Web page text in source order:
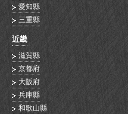
愛知縣
三重縣
近畿
滋賀縣
京都府
大阪府
兵庫縣
和歌山縣